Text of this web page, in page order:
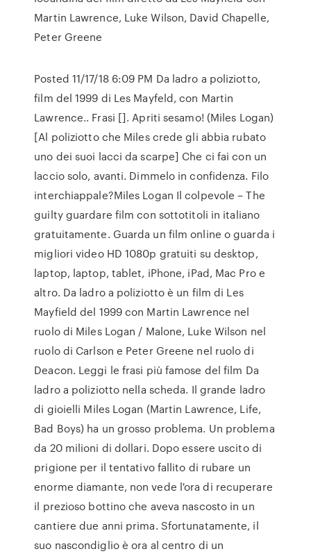
Martin Lawrence, Luke Wilson, David Chapelle,
Peter Greene
Posted 11/17/18 6:09 PM Da ladro a poliziotto,
film del 1999 di Les Mayfeld, con Martin
Lawrence.. Frasi []. Apriti sesamo! (Miles Logan)
[Al poliziotto che Miles crede gli abbia rubato
uno dei suoi lacci da scarpe] Che ci fai con un
laccio solo, avanti. Dimmelo in confidenza. Filo
interchiappale?Miles Logan Il colpevole – The
guilty guardare film con sottotitoli in italiano
gratuitamente. Guarda un film online o guarda i
migliori video HD 1080p gratuiti su desktop,
laptop, laptop, tablet, iPhone, iPad, Mac Pro e
altro. Da ladro a poliziotto è un film di Les
Mayfield del 1999 con Martin Lawrence nel
ruolo di Miles Logan / Malone, Luke Wilson nel
ruolo di Carlson e Peter Greene nel ruolo di
Deacon. Leggi le frasi più famose del film Da
ladro a poliziotto nella scheda. Il grande ladro
di gioielli Miles Logan (Martin Lawrence, Life,
Bad Boys) ha un grosso problema. Un problema
da 20 milioni di dollari. Dopo essere uscito di
prigione per il tentativo fallito di rubare un
enorme diamante, non vede l'ora di recuperare
il prezioso bottino che aveva nascosto in un
cantiere due anni prima. Sfortunatamente, il
suo nascondiglio è ora al centro di un